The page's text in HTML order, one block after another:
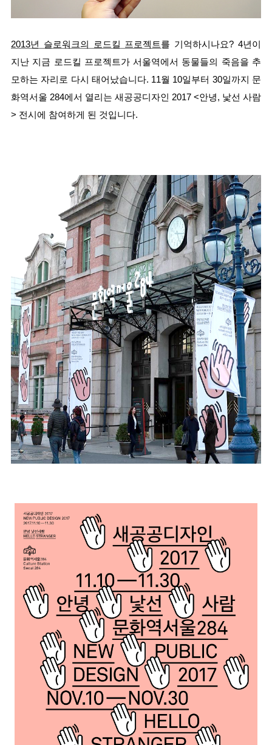
2013년 슬로워크의 로드킬 프로젝트를 기억하시나요? 4년이
지난 지금 로드킬 프로젝트가 서울역에서 동물들의 죽음을 추
모하는 자리로 다시 태어났습니다. 11월 10일부터 30일까지 문
화역서울 284에서 열리는 새공공디자인 2017 <안녕, 낯선 사람
> 전시에 참여하게 된 것입니다.